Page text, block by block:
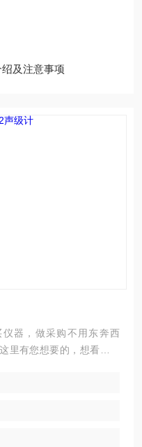
及注意事项
器，做采购不用东奔西
里有您想要的，想看的，
、Lx、Lpeak、Lcpea
的参数，使用内存卡，可